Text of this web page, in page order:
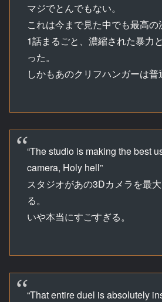
マジでとんでもない。
これは今まで見た中でも最高の
1話まるごと、濃縮された暴力
った。
しかもあのクリフハンガーは普
“The studio is making the best
camera, Holy hell”
スタジオがあの3Dカメラを最
る。
いや本当にすごすぎる。
“That entire duel is absolutely